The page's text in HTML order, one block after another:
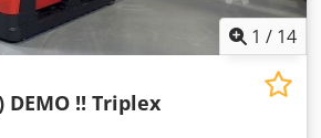
1 / 14
DEMO !! Triplex